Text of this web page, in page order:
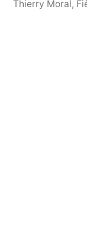
Thierry Moral,